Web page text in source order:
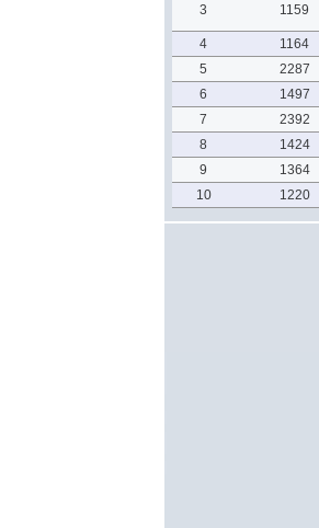
3 1159
4 1164
5
2287
6
1497
7
2392
8
1424
9
1364
10
1220